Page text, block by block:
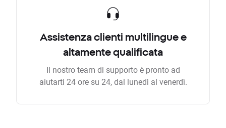
Assistenza clienti multilingue e
altamente qualificata
Il nostro team di supporto è pronto ad
aiutarti 24 ore su 24, dal lunedì al venerdì.